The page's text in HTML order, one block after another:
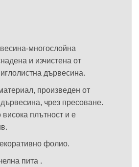
многослойна
и изчистена от
дървесина.
произведен от
чрез пресоване.
плътност и е
фолио.
пита .